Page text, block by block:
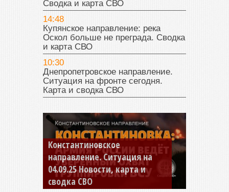
Сводка и карта СВО
14:48
Купянское направление: река
Оскол больше не преграда. Сводка
и карта СВО
10:30
Днепропетровское направление.
Ситуация на фронте сегодня.
Карта и сводка СВО
Константиновское
направление. Ситуация на
04.09.25 Новости, карта и
сводка СВО